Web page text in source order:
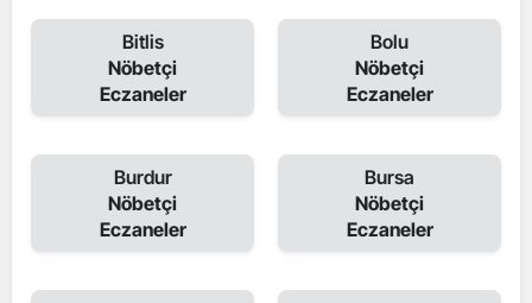
Bitlis
Nöbetçi
Eczaneler
Bolu
Nöbetçi
Eczaneler
Burdur
Nöbetçi
Eczaneler
Bursa
Nöbetçi
Eczaneler